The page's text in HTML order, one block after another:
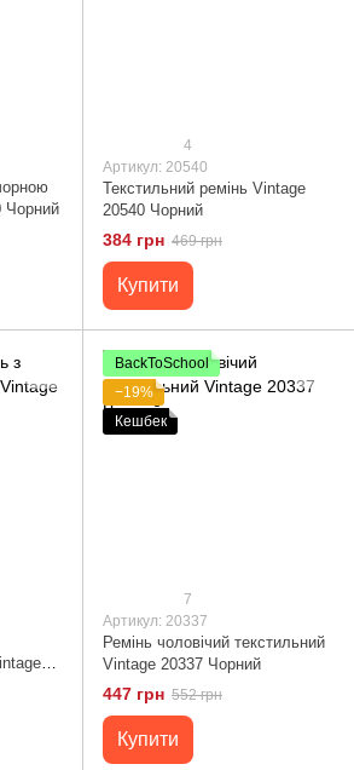
Чорний
4
Артикул: 20540
Текстильний ремінь Vintage
20540 Чорний
384 грн 469 грн
Купити
BackToSchool
−19%
Кешбек
7
Артикул: 20337
Ремінь чоловічий текстильний
Vintage 20337 Чорний
447 грн 552 грн
Купити